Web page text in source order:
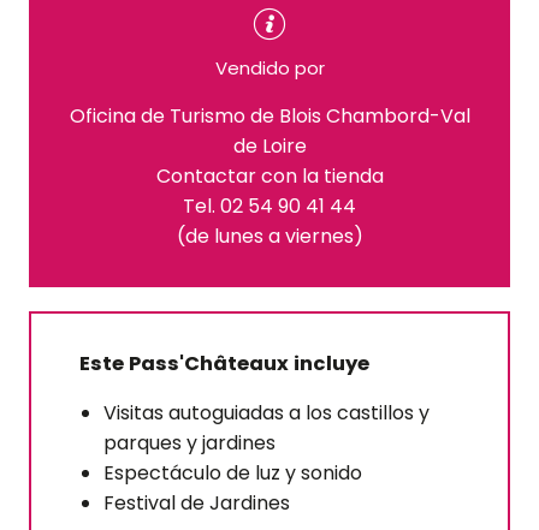
Vendido por
Oficina de Turismo de Blois Chambord-Val
de Loire
Contactar con la tienda
Tel. 02 54 90 41 44
(de lunes a viernes)
Este Pass'Châteaux incluye
Visitas autoguiadas a los castillos y
parques y jardines
Espectáculo de luz y sonido
Festival de Jardines